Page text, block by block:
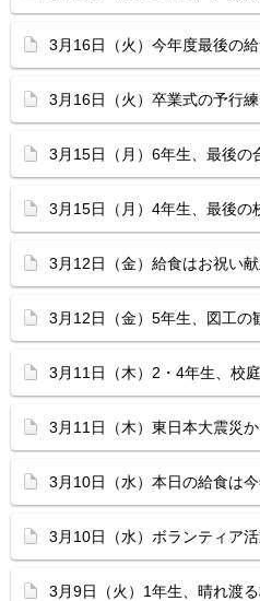
3月16日（火）今年度最後の
3月16日（火）卒業式の予行
3月15日（月）6年生、最後の
3月15日（月）4年生、最後の
3月12日（金）給食はお祝い
3月12日（金）5年生、図工の
3月11日（木）2・4年生、校
3月11日（木）東日本大震災
3月10日（水）本日の給食は
3月10日（水）ボランティア
3月9日（火）1年生、晴れ渡